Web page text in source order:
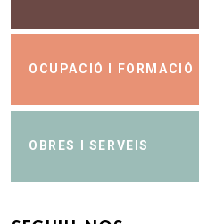
OCUPACIÓ I FORMACIÓ
OBRES I SERVEIS